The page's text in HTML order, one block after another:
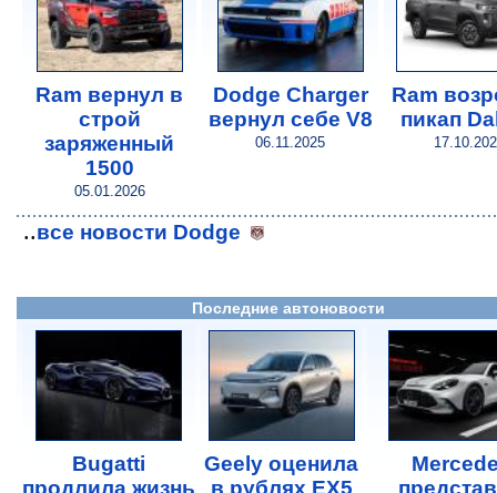
Ram вернул в
строй
заряженный
1500
05.01.2026
Dodge Charger
вернул себе V8
06.11.2025
Ram
пикап
..все новости Dodge
Последние автоновости
Bugatti
продлила жизнь
Geely оценила
в рублях EX5